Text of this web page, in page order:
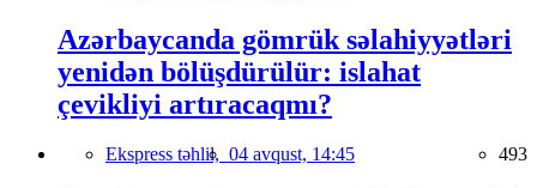
Azərbaycanda gömrük səlahiyyətləri
yenidən bölüşdürülür: islahat
çevikliyi artıracaqmı?
Ekspress təhlil, 04 avqust, 14:45 493